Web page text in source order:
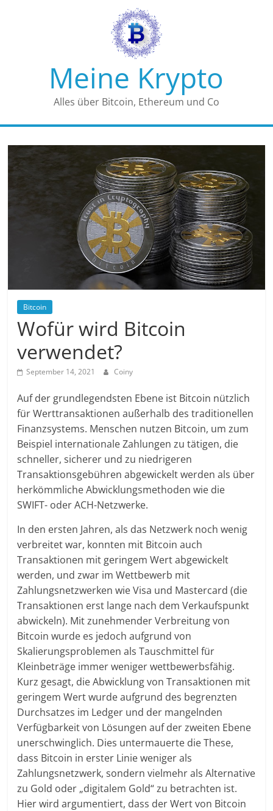
Meine Krypto
Alles über Bitcoin, Ethereum und Co
Bitcoin
Wofür wird Bitcoin
verwendet?
September 14, 2021 Coiny
Auf der grundlegendsten Ebene ist Bitcoin nützlich
für Werttransaktionen außerhalb des traditionellen
Finanzsystems. Menschen nutzen Bitcoin, um zum
Beispiel internationale Zahlungen zu tätigen, die
schneller, sicherer und zu niedrigeren
Transaktionsgebühren abgewickelt werden als über
herkömmliche Abwicklungsmethoden wie die
SWIFT- oder ACH-Netzwerke.
In den ersten Jahren, als das Netzwerk noch wenig
verbreitet war, konnten mit Bitcoin auch
Transaktionen mit geringem Wert abgewickelt
werden, und zwar im Wettbewerb mit
Zahlungsnetzwerken wie Visa und Mastercard (die
Transaktionen erst lange nach dem Verkaufspunkt
abwickeln). Mit zunehmender Verbreitung von
Bitcoin wurde es jedoch aufgrund von
Skalierungsproblemen als Tauschmittel für
Kleinbeträge immer weniger wettbewerbsfähig.
Kurz gesagt, die Abwicklung von Transaktionen mit
geringem Wert wurde aufgrund des begrenzten
Durchsatzes im Ledger und der mangelnden
Verfügbarkeit von Lösungen auf der zweiten Ebene
unerschwinglich. Dies untermauerte die These,
dass Bitcoin in erster Linie weniger als
Zahlungsnetzwerk, sondern vielmehr als Alternative
zu Gold oder „digitalem Gold“ zu betrachten ist.
Hier wird argumentiert, dass der Wert von Bitcoin